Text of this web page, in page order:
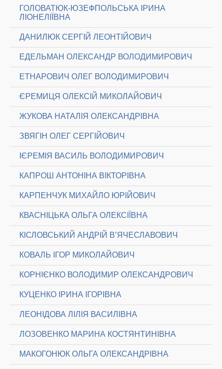
ГОЛОВАТЮК-ЮЗЕФПОЛЬСЬКА ІРИНА
ЛІОНЕЛІЇВНА
ДАНИЛЮК СЕРГІЙ ЛЕОНТІЙОВИЧ
ЕДЕЛЬМАН ОЛЕКСАНДР ВОЛОДИМИРОВИЧ
ЕТНАРОВИЧ ОЛЕГ ВОЛОДИМИРОВИЧ
ЄРЕМИЦЯ ОЛЕКСІЙ МИКОЛАЙОВИЧ
ЖУКОВА НАТАЛІЯ ОЛЕКСАНДРІВНА
ЗВЯГІН ОЛЕГ СЕРГІЙОВИЧ
ІЄРЕМІЯ ВАСИЛЬ ВОЛОДИМИРОВИЧ
КАПРОШ АНТОНІНА ВІКТОРІВНА
КАРПЕНЧУК МИХАЙЛО ЮРІЙОВИЧ
КВАСНІЦЬКА ОЛЬГА ОЛЕКСІЇВНА
КІСЛОВСЬКИЙ АНДРІЙ В’ЯЧЕСЛАВОВИЧ
КОВАЛЬ ІГОР МИКОЛАЙОВИЧ
КОРНІЄНКО ВОЛОДИМИР ОЛЕКСАНДРОВИЧ
КУЦЕНКО ІРИНА ІГОРІВНА
ЛЕОНІДОВА ЛІЛІЯ ВАСИЛІВНА
ЛОЗОВЕНКО МАРИНА КОСТЯНТИНІВНА
МАКОГОНЮК ОЛЬГА ОЛЕКСАНДРІВНА